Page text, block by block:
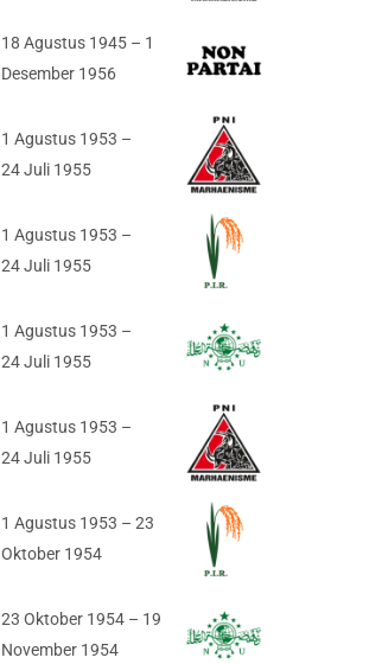
18 Agustus 1945 – 1
Desember 1956
1 Agustus 1953 –
24 Juli 1955
1 Agustus 1953 –
24 Juli 1955
1 Agustus 1953 –
24 Juli 1955
1 Agustus 1953 –
24 Juli 1955
1 Agustus 1953 – 23
Oktober 1954
23 Oktober 1954 – 19
November 1954